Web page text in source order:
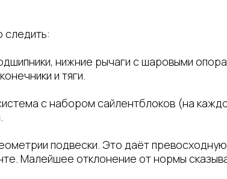
следить:
нижние рычаги с шаровыми
и тяги.
с набором сайлентблоков (на
подвески. Это даёт
Малейшее отклонение от нормы